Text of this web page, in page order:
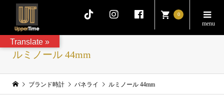
0
ルミノール 44mm
ブランド時計 パネライ ルミノール 44mm
Translate »